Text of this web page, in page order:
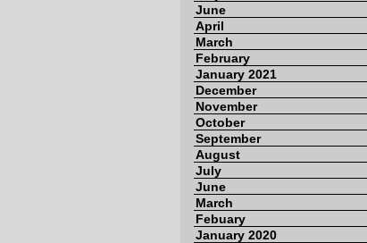
June
April
March
February
January 2021
December
November
October
September
August
July
June
March
Febuary
January 2020